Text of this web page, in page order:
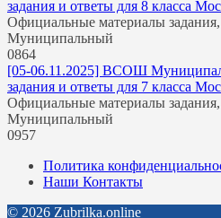
задания и ответы для 8 класса
Официальные материалы
Муниципальный
0864
[05-06.11.2025] ВСОШ
задания и ответы для 7 класса
Официальные материалы
Муниципальный
0957
Политика
Наши Контакты
© 2026 Zubrilka.online